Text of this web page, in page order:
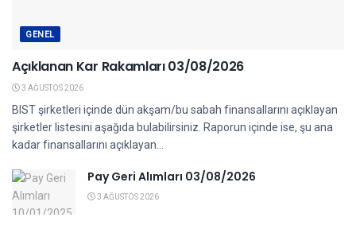
GENEL
Açıklanan Kar Rakamları 03/08/2026
3 AĞUSTOS 2026
BIST şirketleri içinde dün akşam/bu sabah finansallarını açıklayan
şirketler listesini aşağıda bulabilirsiniz. Raporun içinde ise, şu ana
kadar finansallarını açıklayan...
Pay Geri Alımları 03/08/2026
3 AĞUSTOS 2026